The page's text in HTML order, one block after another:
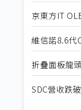
京東方IT
維信諾8.6
折疊面板龍
SDC營收跌